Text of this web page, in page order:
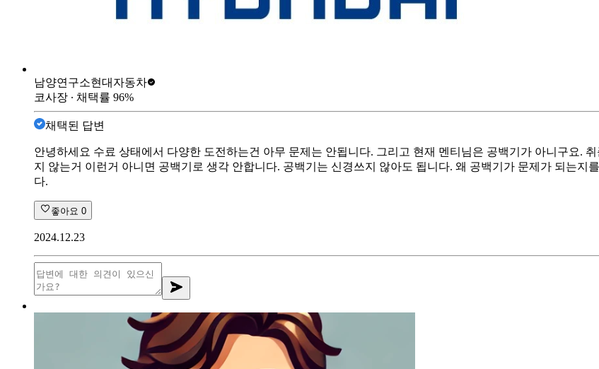
남양연구소현대자동차
코사장 ∙ 채택률 96%
채택된 답변
안녕하세요 수료 상태에서 다양한 도전하는건 아무 문제는 안됩니다. 그리고 현재 멘티님은 공백기가 아니구요.
지 않는거 이런거 아니면 공백기로 생각 안합니다. 공백기는 신경쓰지 않아도 됩니다. 왜 공백기가 문제가 되는지
다.
좋아요 0
2024.12.23